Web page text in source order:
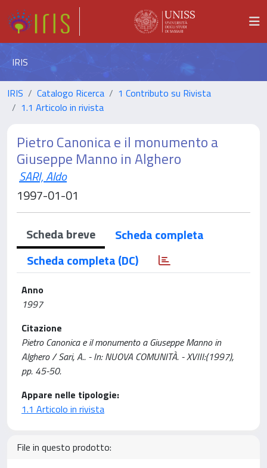
IRIS
IRIS Catalogo Ricerca
1 Contributo su Rivista
1.1 Articolo in rivista
Pietro Canonica e il monumento a
Giuseppe Manno in Alghero
SARI, Aldo
1997-01-01
Scheda breve
Scheda completa
Scheda completa (DC)
Anno
1997
Citazione
Pietro Canonica e il monumento a Giuseppe Manno in
Alghero / Sari, A.. - In: NUOVA COMUNITÀ. - XVIII:(1997),
pp. 45-50.
Appare nelle tipologie:
1.1 Articolo in rivista
File in questo prodotto: